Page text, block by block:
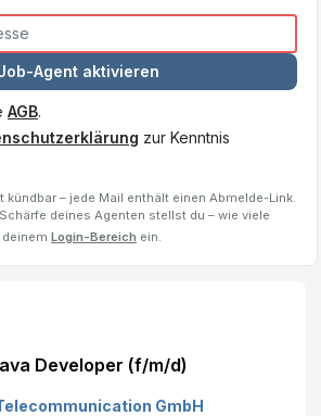
Agent aktivieren
AGB.
zur Kenntnis
– jede Mail enthält einen Abmelde-Link.
deines Agenten stellst du – wie viele
Login-Bereich ein.
Developer (f/m/d)
GmbH